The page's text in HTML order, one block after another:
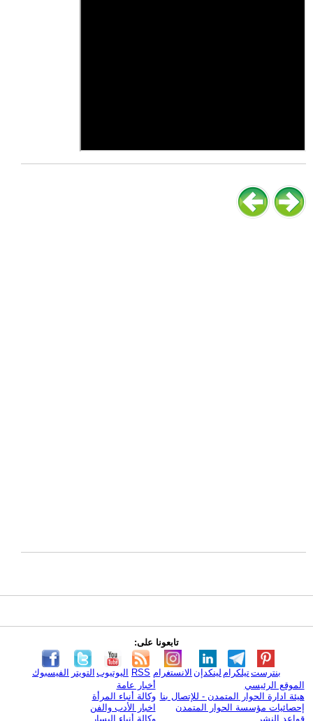
تابعونا على:
الفيسبوك التويتر اليوتيوب RSS الانستغرام لينكدإن تيلكرامبنترست
الموقع الرئيسي
هيئة ادارة الحوار المتمدن - للإتصال بنا
إحصائيات مؤسسة الحوار المتمدن
قواعد النشر
أخبار عامة
وكالة أنباء المرأة
اخبار الأدب والفن
وكالة أنباء اليسار